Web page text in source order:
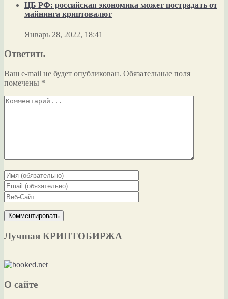
ЦБ РФ: российская экономика может пострадать от
майнинга криптовалют
Январь 28, 2022, 18:41
Ответить
Ваш e-mail не будет опубликован. Обязательные поля
помечены *
Лучшая КРИПТОБИРЖА
О сайте